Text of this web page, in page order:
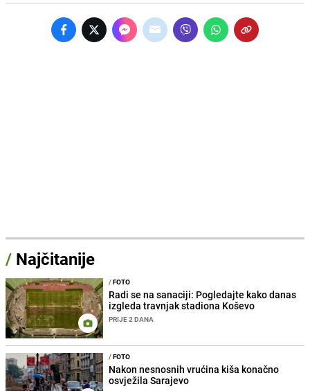
/ Najčitanije
/FOTO
Radi se na sanaciji: Pogledajte kako danas
izgleda travnjak stadiona Koševo
PRIJE 2 DANA
/FOTO
Nakon nesnosnih vrućina kiša konačno
osvježila Sarajevo